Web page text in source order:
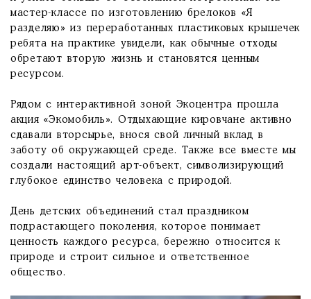
мастер-классе по изготовлению брелоков «Я
разделяю» из переработанных пластиковых крышечек
ребята на практике увидели, как обычные отходы
обретают вторую жизнь и становятся ценным
ресурсом.
Рядом с интерактивной зоной Экоцентра прошла
акция «Экомобиль». Отдыхающие кировчане активно
сдавали вторсырье, внося свой личный вклад в
заботу об окружающей среде. Также все вместе мы
создали настоящий арт-объект, символизирующий
глубокое единство человека с природой.
День детских объединений стал праздником
подрастающего поколения, которое понимает
ценность каждого ресурса, бережно относится к
природе и строит сильное и ответственное
общество.